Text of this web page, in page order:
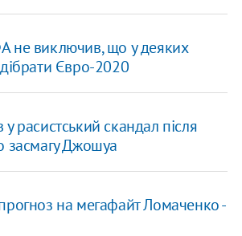
не виключив, що у деяких
Євро-2020
расистський скандал після
засмагу Джошуа
на мегафайт Ломаченко -